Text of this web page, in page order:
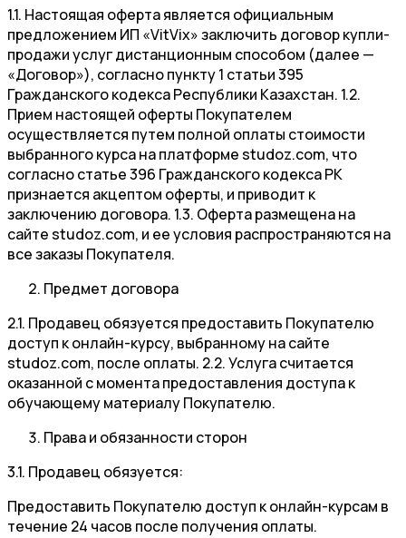
1.1. Настоящая оферта является официальным
предложением ИП «VitVix» заключить договор купли-
продажи услуг дистанционным способом (далее —
«Договор»), согласно пункту 1 статьи 395
Гражданского кодекса Республики Казахстан. 1.2.
Прием настоящей оферты Покупателем
осуществляется путем полной оплаты стоимости
выбранного курса на платформе studoz.com, что
согласно статье 396 Гражданского кодекса РК
признается акцептом оферты, и приводит к
заключению договора. 1.3. Оферта размещена на
сайте studoz.com, и ее условия распространяются на
все заказы Покупателя.
Предмет договора
2.1. Продавец обязуется предоставить Покупателю
доступ к онлайн-курсу, выбранному на сайте
studoz.com, после оплаты. 2.2. Услуга считается
оказанной с момента предоставления доступа к
обучающему материалу Покупателю.
Права и обязанности сторон
3.1. Продавец обязуется:
Предоставить Покупателю доступ к онлайн-курсам в
течение 24 часов после получения оплаты.